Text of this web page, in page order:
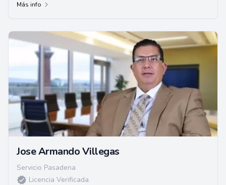
Más info
Jose Armando Villegas
Servicio Pasadena
Licencia Verificada